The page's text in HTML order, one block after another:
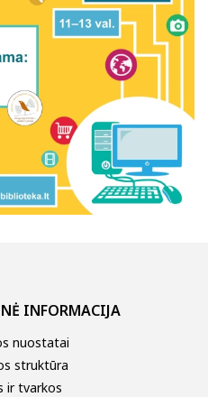
INFORMACIJA
nuostatai
struktūra
ir tvarkos